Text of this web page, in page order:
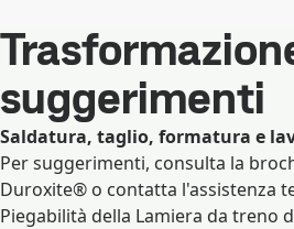
suggerimenti
Saldatura, taglio, formatura e
Per suggerimenti, consulta la
Duroxite® o contatta l'assistenza
Piegabilità della Lamiera da treno